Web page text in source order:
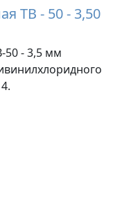
ТВ - 50 - 3,50
50 - 3,5 мм